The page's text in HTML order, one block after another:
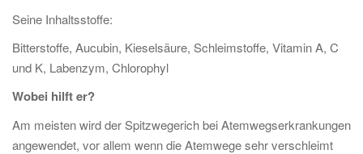
Seine Inhaltsstoffe:
Bitterstoffe, Aucubin, Kieselsäure, Schleimstoffe, Vitamin A, C
und K, Labenzym, Chlorophyl
Wobei hilft er?
Am meisten wird der Spitzwegerich bei Atemwegserkrankungen
angewendet, vor allem wenn die Atemwege sehr verschleimt